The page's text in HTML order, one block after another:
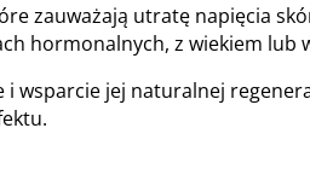
zauważają utratę napięcia
hormonalnych, z wiekiem
i wsparcie jej naturalnej